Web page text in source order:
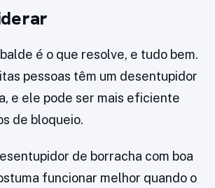
é o que resolve, e tudo bem.
pessoas têm um desentupidor
e ele pode ser mais eficiente
de bloqueio.
de borracha com boa
funcionar melhor quando o